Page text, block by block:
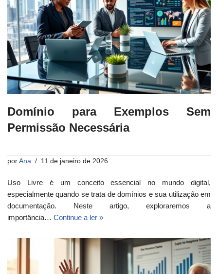
Domínio para Exemplos Sem
Permissão Necessária
por Ana 11 de janeiro de 2026
Uso Livre é um conceito essencial no mundo digital,
especialmente quando se trata de domínios e sua utilização em
documentação. Neste artigo, exploraremos a
importância… Continue a ler »